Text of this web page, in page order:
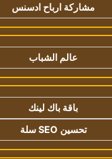
مشاركة ارباح ادسنس
عالم الشباب
باقة باك لينك
تحسين SEO سلة